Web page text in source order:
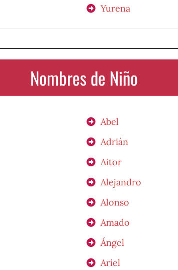
Yurena
Nombres de Niño
Abel
Adrián
Aitor
Alejandro
Alonso
Amado
Ángel
Ariel